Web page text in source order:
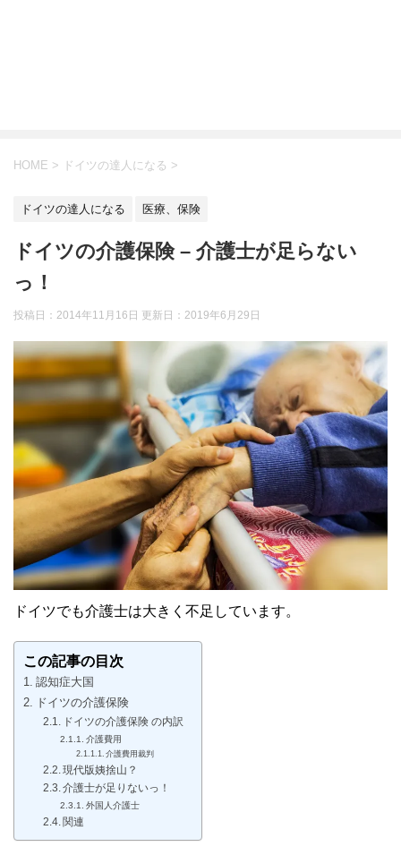
HOME > ドイツの達人になる >
ドイツの達人になる 医療、保険
ドイツの介護保険 – 介護士が足らない
っ！
投稿日：2014年11月16日 更新日： 2019年6月29日
ドイツでも介護士は大きく不足しています。
この記事の目次
認知症大国
ドイツの介護保険
ドイツの介護保険 の内訳
介護費用
介護費用裁判
現代版姨捨山？
介護士が足りないっ！
外国人介護士
関連